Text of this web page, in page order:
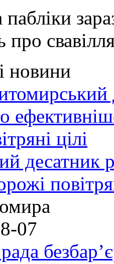
пабліки
про
новини
десатник
07